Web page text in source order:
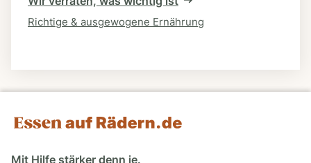
Richtige & ausgewogene Ernährung
Mit Hilfe stärker denn je.